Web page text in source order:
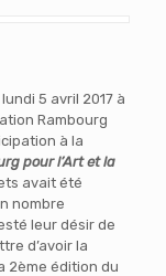
5 avril 2017 à
Rambourg
à la
pour l’Art et la
avait été
nombre
leur désir de
d’avoir la
2ème édition du